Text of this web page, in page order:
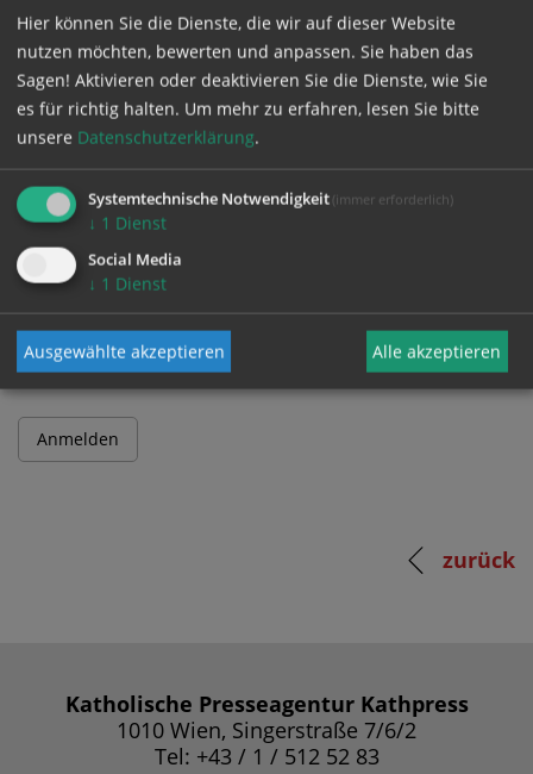
GESCHÜTZTER BEREICH
Bitte melden Sie sich mit Ihrem Benutzernamen
und Passwort an.
Benutzername
zurück
Katholische Presseagentur Kathpress
1010 Wien, Singerstraße 7/6/2
Tel: +43 / 1 / 512 52 83
Hier können Sie die Dienste, die wir auf dieser Website
nutzen möchten, bewerten und anpassen. Sie haben das
Sagen! Aktivieren oder deaktivieren Sie die Dienste, wie Sie
es für richtig halten. Um mehr zu erfahren, lesen Sie bitte
unsere Datenschutzerklärung.
Systemtechnische Notwendigkeit (immer erforderlich)
↓ 1 Dienst
Social Media
↓ 1 Dienst
Ausgewählte akzeptieren Alle akzeptieren